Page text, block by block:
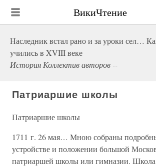
ВикиЧтение
Наследник встал рано и за уроки сел…
учились в XVIII веке
История Коллектив авторов --
Патриаршие школы
Патриаршие школы
1711 г. 26 мая… Мною собраны
устройстве и положении большой
патриаршей школы или гимназии. Школа